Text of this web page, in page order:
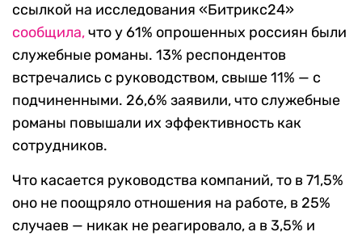
ссылкой на исследования «Битрикс24»
сообщила,что у 61% опрошенных россиян были
служебные романы. 13% респондентов
встречались с руководством, свыше 11% — с
подчиненными. 26,6% заявили, что служебные
романы повышали их эффективность как
сотрудников.
Что касается руководства компаний, то в 71,5%
оно не поощряло отношения на работе, в 25%
случаев — никак не реагировало, а в 3,5% и